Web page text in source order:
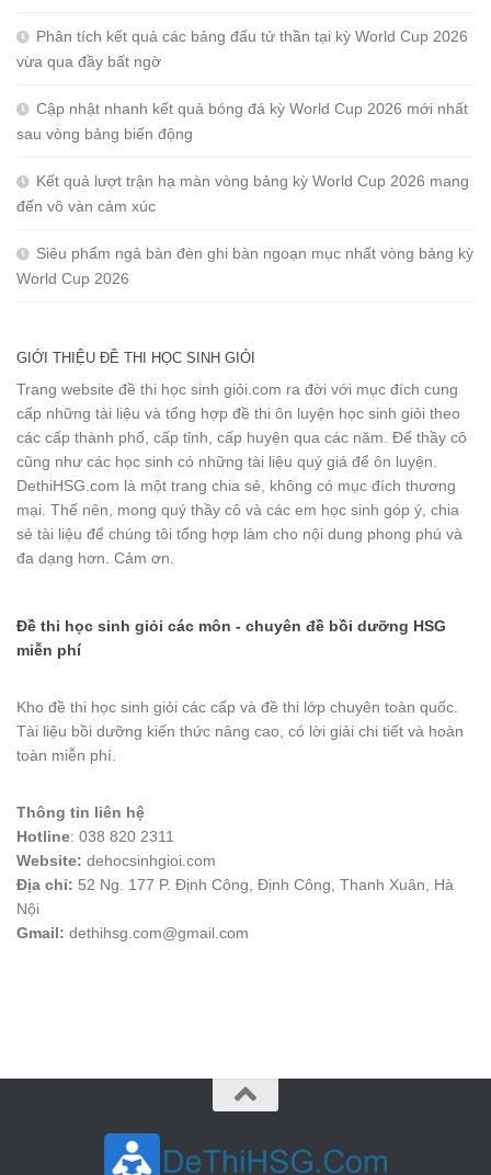
Phân tích kết quả các bảng đấu tử thần tại kỳ World Cup 2026
vừa qua đầy bất ngờ
Cập nhật nhanh kết quả bóng đá kỳ World Cup 2026 mới nhất
sau vòng bảng biến động
Kết quả lượt trận hạ màn vòng bảng kỳ World Cup 2026 mang
đến vô vàn cảm xúc
Siêu phẩm ngả bàn đèn ghi bàn ngoạn mục nhất vòng bảng kỳ
World Cup 2026
GIỚI THIỆU ĐỀ THI HỌC SINH GIỎI
Trang website đề thi học sinh giỏi.com ra đời với mục đích cung
cấp những tài liệu và tổng hợp đề thi ôn luyện học sinh giỏi theo
các cấp thành phố, cấp tỉnh, cấp huyện qua các năm. Để thầy cô
cũng như các học sinh có những tài liệu quý giá để ôn luyện.
DethiHSG.com là một trang chia sẻ, không có mục đích thương
mại. Thế nên, mong quý thầy cô và các em học sinh góp ý, chia
sẻ tài liệu để chúng tôi tổng hợp làm cho nội dung phong phú và
đa dạng hơn. Cảm ơn.
Đề thi học sinh giỏi các môn - chuyên đề bồi dưỡng HSG
miễn phí
Kho đề thi học sinh giỏi các cấp và đề thi lớp chuyên toàn quốc.
Tài liệu bồi dưỡng kiến thức nâng cao, có lời giải chi tiết và hoàn
toàn miễn phí.
Thông tin liên hệ
Hotline: 038 820 2311
Website: dehocsinhgioi.com
Địa chỉ: 52 Ng. 177 P. Định Công, Định Công, Thanh Xuân, Hà
Nội
Gmail: dethihsg.com@gmail.com